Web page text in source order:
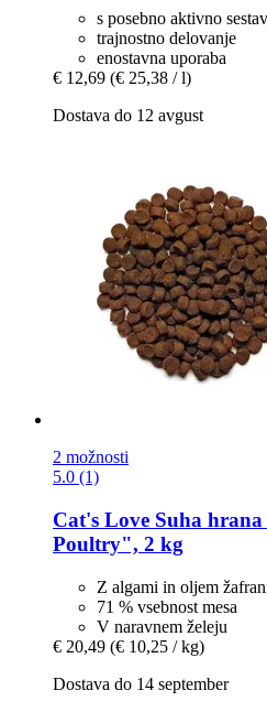
s posebno aktivno
trajnostno delovanje
enostavna uporaba
€ 12,69 (€ 25,38 / l)
Dostava do 12 avgust
2 možnosti
5.0 (1)
Cat's Love Suha
Poultry", 2 kg
Z algami in oljem
71 % vsebnost mesa
V naravnem želeju
€ 20,49 (€ 10,25 / kg)
Dostava do 14 september